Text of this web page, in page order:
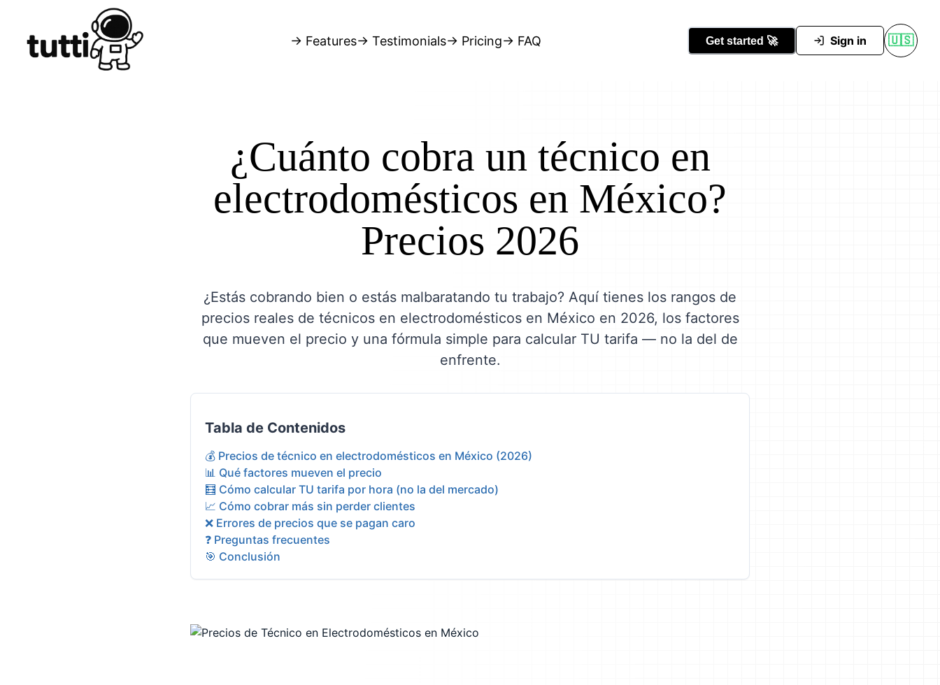
→ Features→ Testimonials→ Pricing→ FAQ Get started 🚀 Sign in 🇺🇸
Conocer Tutti
¿Cuánto cobra un técnico en
electrodomésticos en México?
Precios 2026
¿Estás cobrando bien o estás malbaratando tu trabajo? Aquí tienes los rangos de
precios reales de técnicos en electrodomésticos en México en 2026, los factores
que mueven el precio y una fórmula simple para calcular TU tarifa — no la del de
enfrente.
Tabla de Contenidos
💰 Precios de técnico en electrodomésticos en México (2026)
📊 Qué factores mueven el precio
🧮 Cómo calcular TU tarifa por hora (no la del mercado)
📈 Cómo cobrar más sin perder clientes
❌ Errores de precios que se pagan caro
❓ Preguntas frecuentes
🎯 Conclusión